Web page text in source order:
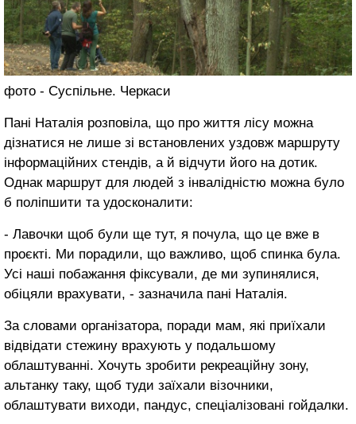
фото - Суспільне. Черкаси
Пані Наталія розповіла, що про життя лісу можна
дізнатися не лише зі встановлених уздовж маршруту
інформаційних стендів, а й відчути його на дотик.
Однак маршрут для людей з інвалідністю можна було
б поліпшити та удосконалити:
- Лавочки щоб були ще тут, я почула, що це вже в
проєкті. Ми порадили, що важливо, щоб спинка була.
Усі наші побажання фіксували, де ми зупинялися,
обіцяли врахувати, - зазначила пані Наталія.
За словами організатора, поради мам, які приїхали
відвідати стежину врахують у подальшому
облаштуванні. Хочуть зробити рекреаційну зону,
альтанку таку, щоб туди заїхали візочники,
облаштувати виходи, пандус, спеціалізовані гойдалки.